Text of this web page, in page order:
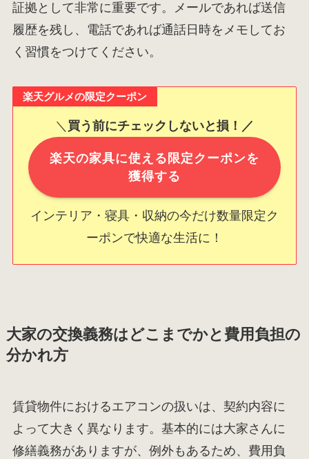
証拠として非常に重要です。メールであれば送信
履歴を残し、電話であれば通話日時をメモしてお
く習慣をつけてください。
楽天グルメの限定クーポン
＼ 買う前にチェックしないと損！／
楽天の家具に使える限定クーポンを
獲得する
インテリア・寝具・収納の今だけ数量限定ク
ーポンで快適な生活に！
大家の交換義務はどこまでかと費用負担の
分かれ方
賃貸物件におけるエアコンの扱いは、契約内容に
よって大きく異なります。基本的には大家さんに
修繕義務がありますが、例外もあるため、費用負